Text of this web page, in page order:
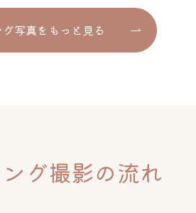
写真をもっと見る
グ撮影の流れ